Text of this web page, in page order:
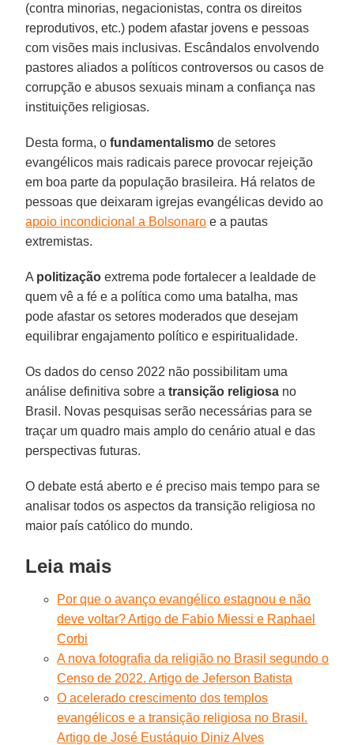
(contra minorias, negacionistas, contra os direitos
reprodutivos, etc.) podem afastar jovens e pessoas
com visões mais inclusivas. Escândalos envolvendo
pastores aliados a políticos controversos ou casos de
corrupção e abusos sexuais minam a confiança nas
instituições religiosas.
Desta forma, ofundamentalismo de setores
evangélicos mais radicais parece provocar rejeição
em boa parte da população brasileira. Há relatos de
pessoas que deixaram igrejas evangélicas devido ao
apoio incondicional a Bolsonaro e a pautas
extremistas.
A politização extrema pode fortalecer a lealdade de
quem vê a fé e a política como uma batalha, mas
pode afastar os setores moderados que desejam
equilibrar engajamento político e espiritualidade.
Os dados do censo 2022 não possibilitam uma
análise definitiva sobre atransição religiosa no
Brasil. Novas pesquisas serão necessárias para se
traçar um quadro mais amplo do cenário atual e das
perspectivas futuras.
O debate está aberto e é preciso mais tempo para se
analisar todos os aspectos da transição religiosa no
maior país católico do mundo.
Leia mais
Por que o avanço evangélico estagnou e não
deve voltar? Artigo de Fabio Miessi e Raphael
Corbi
A nova fotografia da religião no Brasil segundo o
Censo de 2022. Artigo de Jeferson Batista
O acelerado crescimento dos templos
evangélicos e a transição religiosa no Brasil.
Artigo de José Eustáquio Diniz Alves